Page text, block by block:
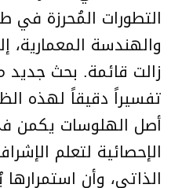
التطورات المُحرزة في
والهندسة المعمارية،
تفسيراً دقيقاً لهذه
أصل الهلوسات يكمن
الإحصائية لتعلم
الذاتي، وأن